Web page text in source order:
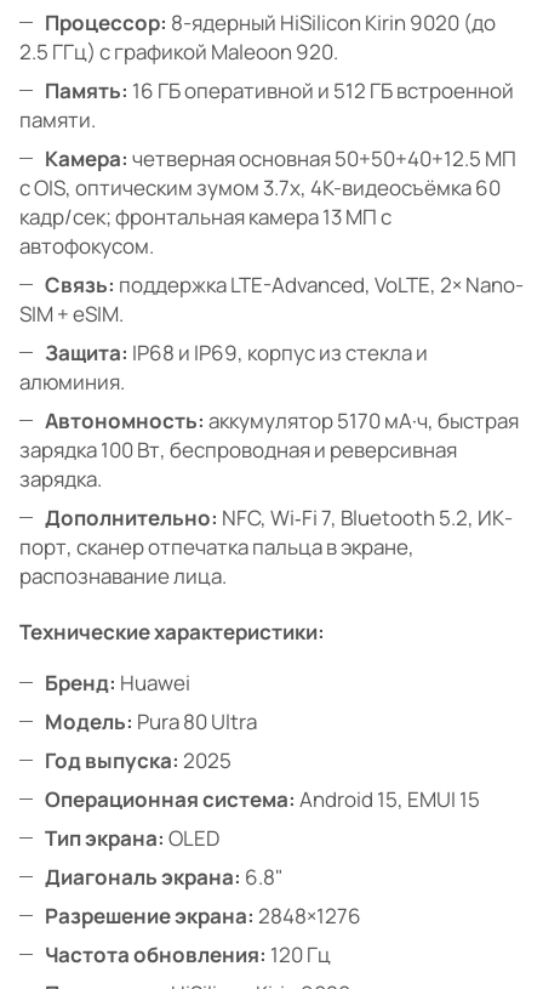
Процессор: 8-ядерный HiSilicon Kirin 9020 (до
2.5 ГГц) с графикой Maleoon 920.
Память: 16 ГБ оперативной и 512 ГБ встроенной
памяти.
Камера: четверная основная 50+50+40+12.5 МП
с OIS, оптическим зумом 3.7x, 4K-видеосъёмка 60
кадр/сек; фронтальная камера 13 МП с
автофокусом.
Связь: поддержка LTE-Advanced, VoLTE, 2× Nano-
SIM + eSIM.
Защита: IP68 и IP69, корпус из стекла и
алюминия.
Автономность: аккумулятор 5170 мА·ч, быстрая
зарядка 100 Вт, беспроводная и реверсивная
зарядка.
Дополнительно: NFC, Wi‑Fi 7, Bluetooth 5.2, ИК-
порт, сканер отпечатка пальца в экране,
распознавание лица.
Технические характеристики:
Бренд: Huawei
Модель: Pura 80 Ultra
Год выпуска: 2025
Операционная система: Android 15, EMUI 15
Тип экрана: OLED
Диагональ экрана: 6.8"
Разрешение экрана: 2848×1276
Частота обновления: 120 Гц